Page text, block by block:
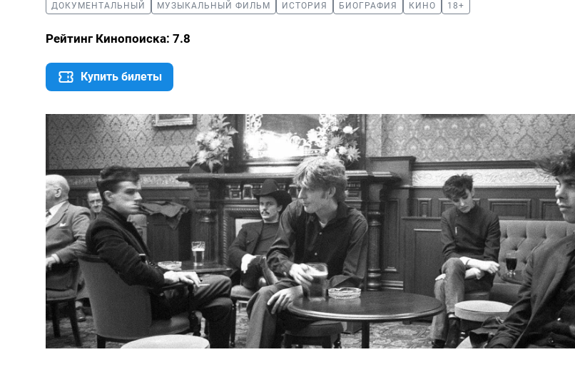
ДОКУМЕНТАЛЬНЫЙ МУЗЫКАЛЬНЫЙ ФИЛЬМ ИСТОРИЯ БИОГРАФИЯ КИНО 18+
Рейтинг Кинопоиска: 7.8
Купить билеты